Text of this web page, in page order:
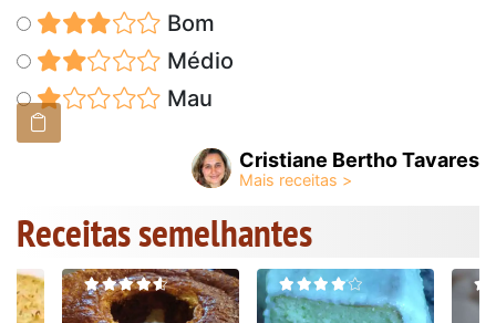
Bom
Médio
Mau
Cristiane Bertho Tavares
Receitas semelhantes